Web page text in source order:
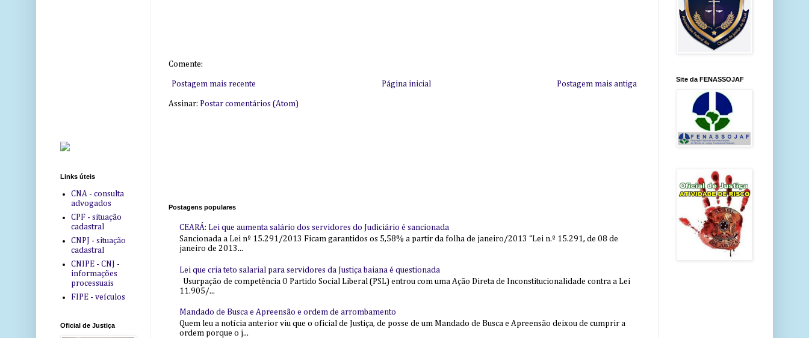
Comente:
Postagem mais recente Postagem mais antiga
Página inicial
Assinar: Postar comentários (Atom)
Postagens populares
CEARÁ: Lei que aumenta salário dos servidores do Judiciário é sancionada
Sancionada a Lei nº 15.291/2013 Ficam garantidos os 5,58% a partir da folha de janeiro/2013 “Lei n.º 15.291, de 08 de
janeiro de 2013...
Lei que cria teto salarial para servidores da Justiça baiana é questionada
Usurpação de competência O Partido Social Liberal (PSL) entrou com uma Ação Direta de Inconstitucionalidade contra a Lei
11.905/...
Mandado de Busca e Apreensão e ordem de arrombamento
Quem leu a notícia anterior viu que o oficial de Justiça, de posse de um Mandado de Busca e Apreensão deixou de cumprir a
ordem porque o j...
Links úteis
CNA - consulta
advogados
CPF - situação
cadastral
CNPJ - situação
cadastral
CNIPE - CNJ -
informações
processuais
FIPE - veículos
Oficial de Justiça
Site da FENASSOJAF